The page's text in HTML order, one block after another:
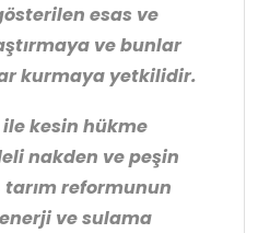
esas ve
ve bunlar
kurmaya yetkilidir.
kesin hükme
nakden ve peşin
reformunun
ve sulama